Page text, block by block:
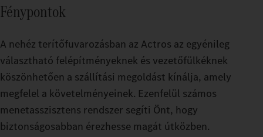
Fénypontok
A nehéz terítőfuvarozásban az Actros az egyénileg
választható felépítményeknek és vezetőfülkéknek
köszönhetően a szállítási megoldást kínálja, amely
megfelel a követelményeinek. Ezenfelül számos
menetasszisztens rendszer segíti Önt, hogy
biztonságosabban érezhesse magát útközben.